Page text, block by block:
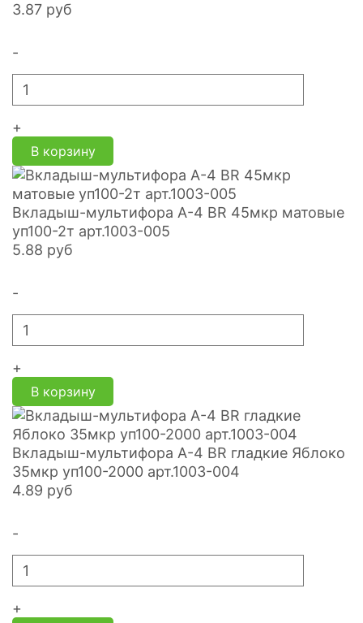
3.87 руб
-
+
В корзину
Вкладыш-мультифора A-4 BR 45мкр матовые
уп100-2т арт.1003-005
5.88 руб
-
+
В корзину
Вкладыш-мультифора A-4 BR гладкие Яблоко
35мкр уп100-2000 арт.1003-004
4.89 руб
-
+